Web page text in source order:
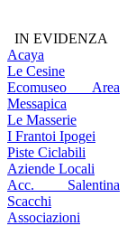
IN EVIDENZA
Acaya
Le Cesine
Ecomuseo Area
Messapica
Le Masserie
I Frantoi Ipogei
Piste Ciclabili
Aziende Locali
Acc. Salentina
Scacchi
Associazioni